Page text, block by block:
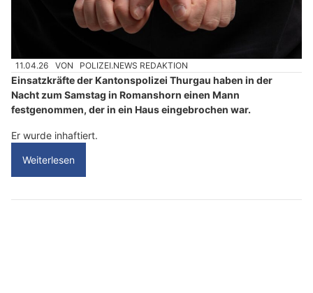
11.04.26 VON POLIZEI.NEWS REDAKTION
Einsatzkräfte der Kantonspolizei Thurgau haben in der
Nacht zum Samstag in Romanshorn einen Mann
festgenommen, der in ein Haus eingebrochen war.
Er wurde inhaftiert.
Weiterlesen